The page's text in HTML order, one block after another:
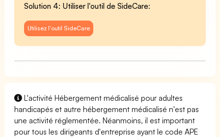
Solution 4: Utiliser l'outil de SideCare:
Utilisez l'outil SideCare
L'activité Hébergement médicalisé pour adultes
handicapés et autre hébergement médicalisé n'est pas
une activité réglementée. Néanmoins, il est important
pour tous les dirigeants d'entreprise ayant le code APE